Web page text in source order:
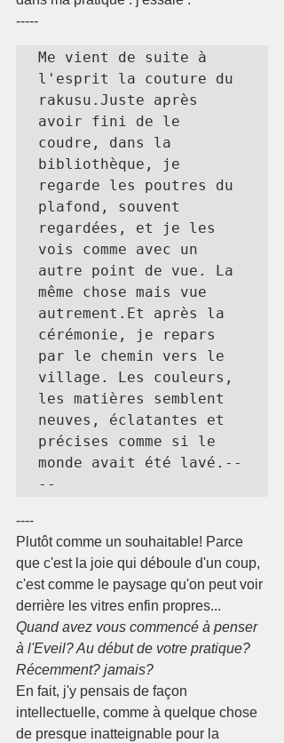
-----
Me vient de suite à
l'esprit la couture du
rakusu.Juste après
avoir fini de le
coudre, dans la
bibliothèque, je
regarde les poutres du
plafond, souvent
regardées, et je les
vois comme avec un
autre point de vue. La
même chose mais vue
autrement.Et après la
cérémonie, je repars
par le chemin vers le
village. Les couleurs,
les matières semblent
neuves, éclatantes et
précises comme si le
monde avait été lavé.--
--
----
Plutôt comme un souhaitable! Parce
que c'est la joie qui déboule d'un coup,
c'est comme le paysage qu'on peut voir
derrière les vitres enfin propres...
Quand avez vous commencé à penser
à l'Eveil? Au début de votre pratique?
Récemment? jamais?
En fait, j'y pensais de façon
intellectuelle, comme à quelque chose
de presque inatteignable pour la